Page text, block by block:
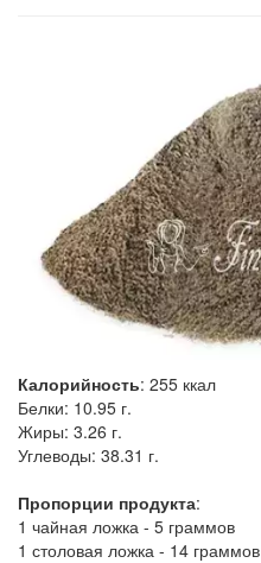
Калорийность: 255 ккал
Белки: 10.95 г.
Жиры: 3.26 г.
Углеводы: 38.31 г.
Пропорции продукта:
1 чайная ложка - 5 граммов
1 столовая ложка - 14 граммов